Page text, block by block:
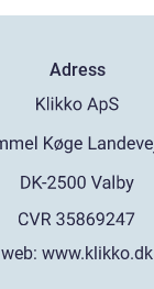
Adress
web: www.klikko.dk